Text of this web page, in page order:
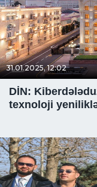
31.01.2025, 12:02
DİN:
texnoloji